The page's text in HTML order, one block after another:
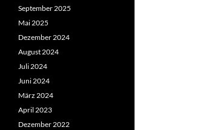
September 2025
Mai 2025
Dezember 2024
August 2024
Juli 2024
Juni 2024
März 2024
April 2023
Dezember 2022